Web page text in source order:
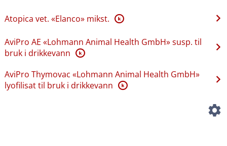
Atopica vet. «Elanco» mikst. K
AviPro AE «Lohmann Animal Health GmbH» susp. til
bruk i drikkevann K
AviPro Thymovac «Lohmann Animal Health GmbH»
lyofilisat til bruk i drikkevann K